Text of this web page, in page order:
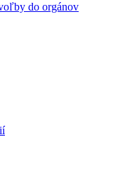
do orgánov